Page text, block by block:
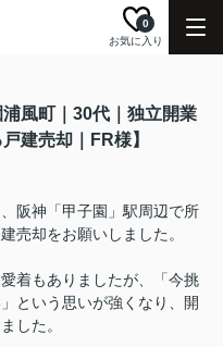
お気に入り
0
浦風町｜30代｜独立開業
建売却｜FR様】
阪神「甲子園」駅周辺で所
売却をお願いしました。
着もありましたが、「今挑
という思いが強くなり、開
した。